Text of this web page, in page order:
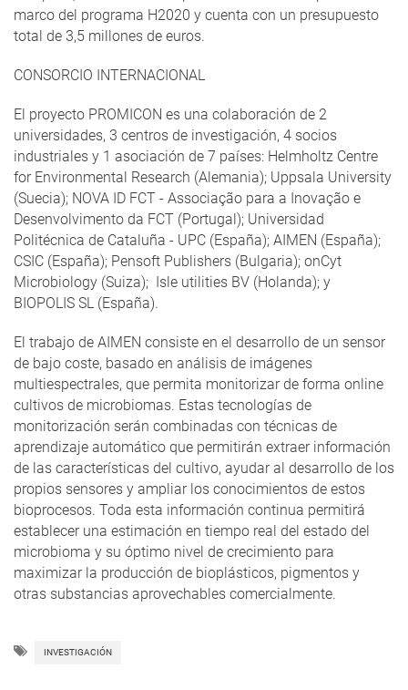
marco del programa H2020 y cuenta con un presupuesto
total de 3,5 millones de euros.
CONSORCIO INTERNACIONAL
El proyecto PROMICON es una colaboración de 2
universidades, 3 centros de investigación, 4 socios
industriales y 1 asociación de 7 países: Helmholtz Centre
for Environmental Research (Alemania); Uppsala University
(Suecia); NOVA ID FCT - Associação para a Inovação e
Desenvolvimento da FCT (Portugal); Universidad
Politécnica de Cataluña - UPC (España); AIMEN (España);
CSIC (España); Pensoft Publishers (Bulgaria); onCyt
Microbiology (Suiza); Isle utilities BV (Holanda); y
BIOPOLIS SL (España).
El trabajo de AIMEN consiste en el desarrollo de un sensor
de bajo coste, basado en análisis de imágenes
multiespectrales, que permita monitorizar de forma online
cultivos de microbiomas. Estas tecnologías de
monitorización serán combinadas con técnicas de
aprendizaje automático que permitirán extraer información
de las características del cultivo, ayudar al desarrollo de los
propios sensores y ampliar los conocimientos de estos
bioprocesos. Toda esta información continua permitirá
establecer una estimación en tiempo real del estado del
microbioma y su óptimo nivel de crecimiento para
maximizar la producción de bioplásticos, pigmentos y
otras substancias aprovechables comercialmente.
INVESTIGACIÓN